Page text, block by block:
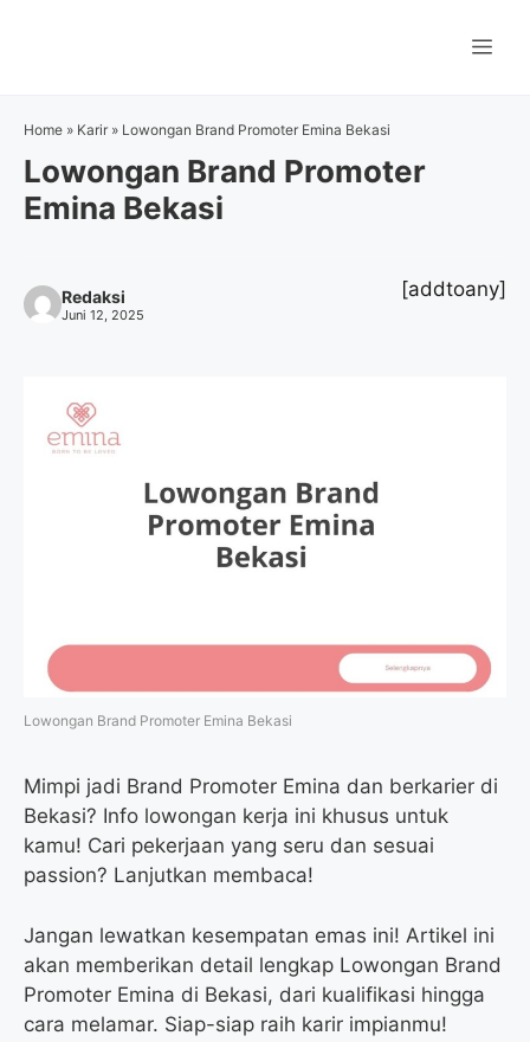
Home » Karir » Lowongan Brand Promoter Emina Bekasi
Lowongan Brand Promoter
Emina Bekasi
Redaksi
Juni 12, 2025
[addtoany]
Lowongan Brand Promoter Emina Bekasi
Mimpi jadi Brand Promoter Emina dan berkarier di
Bekasi? Info lowongan kerja ini khusus untuk
kamu! Cari pekerjaan yang seru dan sesuai
passion? Lanjutkan membaca!
Jangan lewatkan kesempatan emas ini! Artikel ini
akan memberikan detail lengkap Lowongan Brand
Promoter Emina di Bekasi, dari kualifikasi hingga
cara melamar. Siap-siap raih karir impianmu!